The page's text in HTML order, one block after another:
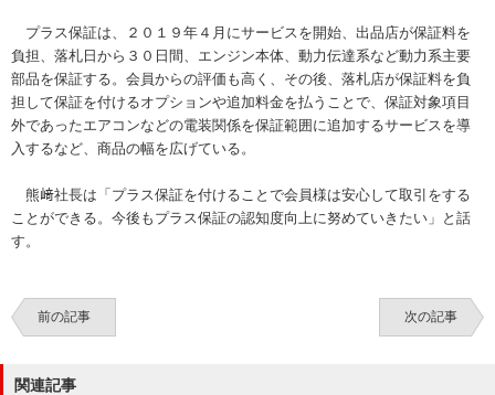
プラス保証は、２０１９年４月にサービスを開始、出品店が保証料を
負担、落札日から３０日間、エンジン本体、動力伝達系など動力系主要
部品を保証する。会員からの評価も高く、その後、落札店が保証料を負
担して保証を付けるオプションや追加料金を払うことで、保証対象項目
外であったエアコンなどの電装関係を保証範囲に追加するサービスを導
入するなど、商品の幅を広げている。
熊﨑社長は「プラス保証を付けることで会員様は安心して取引をする
ことができる。今後もプラス保証の認知度向上に努めていきたい」と話
す。
前の記事 次の記事
関連記事